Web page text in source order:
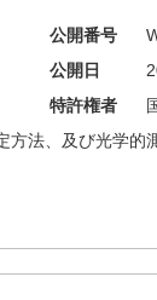
公開番号
公開日
特許権者
方法、及び光学的